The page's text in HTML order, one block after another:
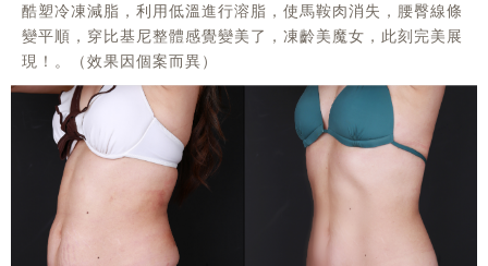
酷塑冷凍減脂，利用低溫進行溶脂，使馬鞍肉消失，腰臀線條
變平順，穿比基尼整體感覺變美了，凍齡美魔女，此刻完美展
現！。（效果因個案而異）